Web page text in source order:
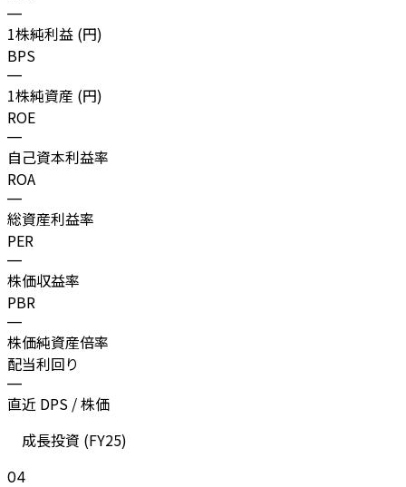
—
1株純利益 (円)
BPS
—
1株純資産 (円)
ROE
—
自己資本利益率
ROA
—
総資産利益率
PER
—
株価収益率
PBR
—
株価純資産倍率
配当利回り
—
直近 DPS / 株価
成長投資 (FY25)
04